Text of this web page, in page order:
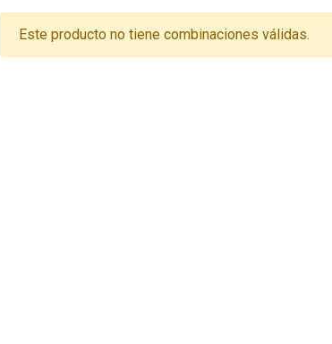
Este producto no tiene combinaciones válidas.